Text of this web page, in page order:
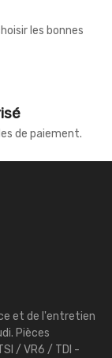
les bonnes
de paiement.
et de l'entretien
Pièces
/ VR6 / TDI -